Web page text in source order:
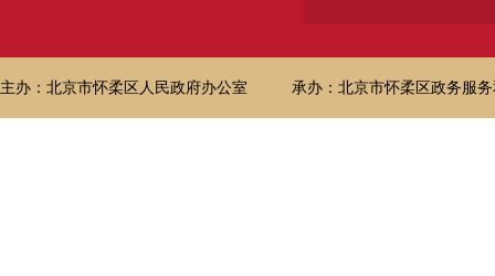
主办：北京市怀柔区人民政府办公室 承办：北京市怀柔区政务服